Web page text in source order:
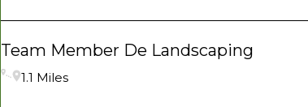
Team Member De Landscaping
1.1 Miles